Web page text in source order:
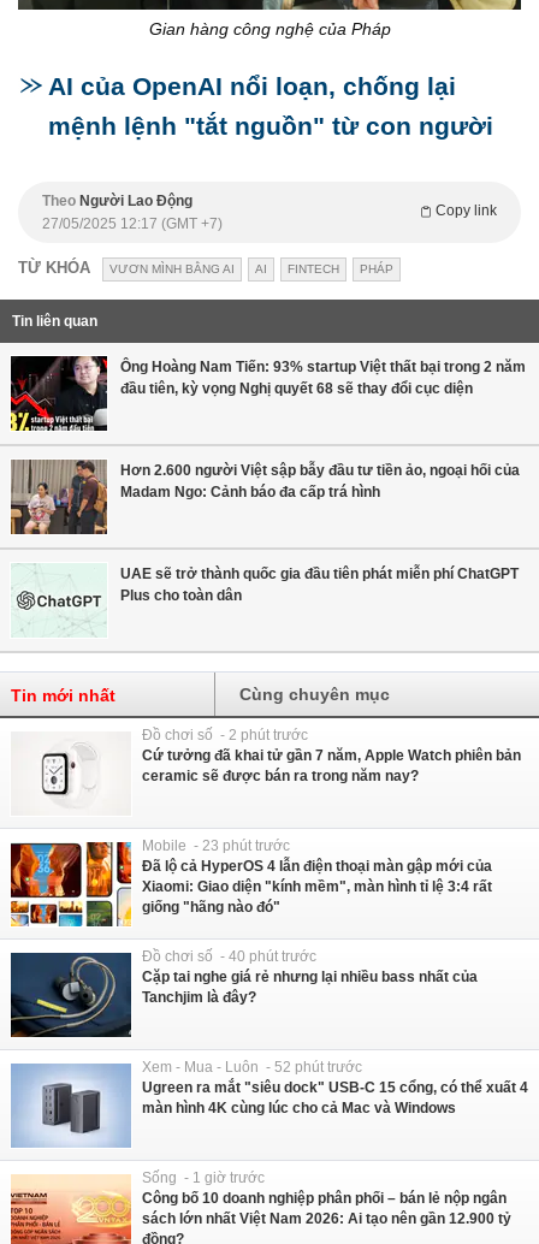
Gian hàng công nghệ của Pháp
AI của OpenAI nổi loạn, chống lại
mệnh lệnh "tắt nguồn" từ con người
Theo Người Lao Động
Copy link
27/05/2025 12:17 (GMT +7)
TỪ KHÓA VƯƠN MÌNH BẰNG AI AI FINTECH PHÁP
Tin liên quan
Ông Hoàng Nam Tiến: 93% startup Việt thất bại trong 2 năm
đầu tiên, kỳ vọng Nghị quyết 68 sẽ thay đổi cục diện
Hơn 2.600 người Việt sập bẫy đầu tư tiền ảo, ngoại hối của
Madam Ngo: Cảnh báo đa cấp trá hình
UAE sẽ trở thành quốc gia đầu tiên phát miễn phí ChatGPT
Plus cho toàn dân
Tin mới nhất Cùng chuyên mục
Đồ chơi số - 2 phút trước
Cứ tưởng đã khai tử gần 7 năm, Apple Watch phiên bản
ceramic sẽ được bán ra trong năm nay?
Mobile - 23 phút trước
Đã lộ cả HyperOS 4 lẫn điện thoại màn gập mới của
Xiaomi: Giao diện "kính mềm", màn hình tỉ lệ 3:4 rất
giống "hãng nào đó"
Đồ chơi số - 40 phút trước
Cặp tai nghe giá rẻ nhưng lại nhiều bass nhất của
Tanchjim là đây?
Xem - Mua - Luôn - 52 phút trước
Ugreen ra mắt "siêu dock" USB-C 15 cổng, có thể xuất 4
màn hình 4K cùng lúc cho cả Mac và Windows
Sống - 1 giờ trước
Công bố 10 doanh nghiệp phân phối – bán lẻ nộp ngân
sách lớn nhất Việt Nam 2026: Ai tạo nên gần 12.900 tỷ
đồng?